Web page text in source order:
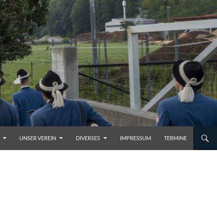
UNSER VEREIN DIVERSES IMPRESSUM TERMINE